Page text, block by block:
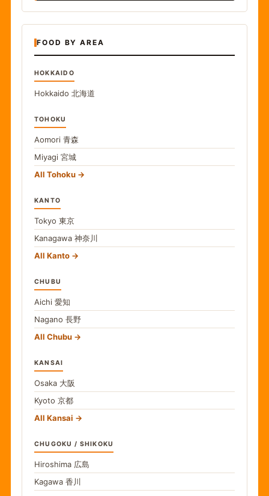
FOOD BY AREA
HOKKAIDO
Hokkaido 北海道
TOHOKU
Aomori 青森
Miyagi 宮城
All Tohoku
KANTO
Tokyo 東京
Kanagawa 神奈川
All Kanto
CHUBU
Aichi 愛知
Nagano 長野
All Chubu
KANSAI
Osaka 大阪
Kyoto 京都
All Kansai
CHUGOKU / SHIKOKU
Hiroshima 広島
Kagawa 香川